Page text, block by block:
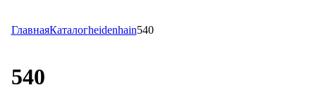
ГлавнаяКаталогheidenhain540
540